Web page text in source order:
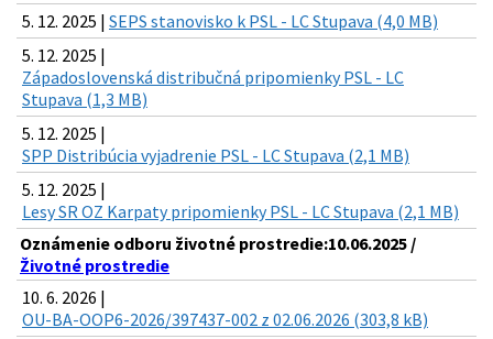
5. 12. 2025 | SEPS stanovisko k PSL - LC Stupava (4,0 MB)
5. 12. 2025 |
Západoslovenská distribučná pripomienky PSL - LC
Stupava (1,3 MB)
5. 12. 2025 |
SPP Distribúcia vyjadrenie PSL - LC Stupava (2,1 MB)
5. 12. 2025 |
Lesy SR OZ Karpaty pripomienky PSL - LC Stupava (2,1 MB)
Oznámenie odboru životné prostredie:10.06.2025 /
Životné prostredie
10. 6. 2026 |
OU-BA-OOP6-2026/397437-002 z 02.06.2026 (303,8 kB)